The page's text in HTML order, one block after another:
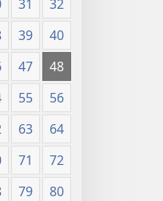
31
32
39
40
47
48
55
56
63
64
71
72
79
80